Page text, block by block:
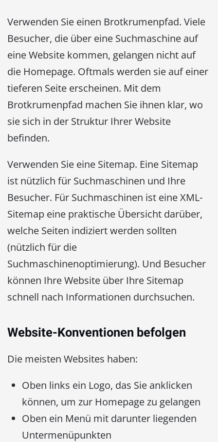
Verwenden Sie einen Brotkrumenpfad. Viele
Besucher, die über eine Suchmaschine auf
eine Website kommen, gelangen nicht auf
die Homepage. Oftmals werden sie auf einer
tieferen Seite erscheinen. Mit dem
Brotkrumenpfad machen Sie ihnen klar, wo
sie sich in der Struktur Ihrer Website
befinden.
Verwenden Sie eine Sitemap. Eine Sitemap
ist nützlich für Suchmaschinen und Ihre
Besucher. Für Suchmaschinen ist eine XML-
Sitemap eine praktische Übersicht darüber,
welche Seiten indiziert werden sollten
(nützlich für die
Suchmaschinenoptimierung). Und Besucher
können Ihre Website über Ihre Sitemap
schnell nach Informationen durchsuchen.
Website-Konventionen befolgen
Die meisten Websites haben:
Oben links ein Logo, das Sie anklicken
können, um zur Homepage zu gelangen
Oben ein Menü mit darunter liegenden
Untermenüpunkten